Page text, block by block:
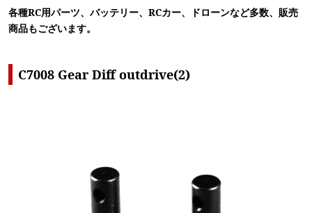
各種RC用パーツ、バッテリー、RCカー、ドローンなど多数、販売
商品もございます。
C7008 Gear Diff outdrive(2)